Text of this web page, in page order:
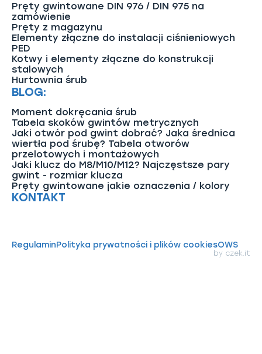
Pręty gwintowane DIN 976 / DIN 975 na
zamówienie
Pręty z magazynu
Elementy złączne do instalacji ciśnieniowych
PED
Kotwy i elementy złączne do konstrukcji
stalowych
Hurtownia śrub
BLOG:
Moment dokręcania śrub
Tabela skoków gwintów metrycznych
Jaki otwór pod gwint dobrać? Jaka średnica
wiertła pod śrubę? Tabela otworów
przelotowych i montażowych
Jaki klucz do M8/M10/M12? Najczęstsze pary
gwint - rozmiar klucza
Pręty gwintowane jakie oznaczenia / kolory
KONTAKT
RegulaminPolityka prywatności i plików cookiesOWS
by czek.it